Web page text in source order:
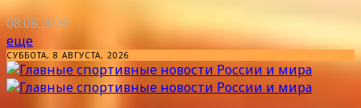
08.08.2026
еще
СУББОТА, 8 АВГУСТА, 2026